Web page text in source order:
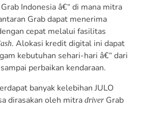
Indonesia â€“ di mana mitra
Grab dapat menerima
cepat melalui fasilitas
. Alokasi kredit digital ini dapat
kebutuhan sehari-hari â€“ dari
perbaikan kendaraan.
banyak kelebihan JULO
dirasakan oleh mitra driver Grab